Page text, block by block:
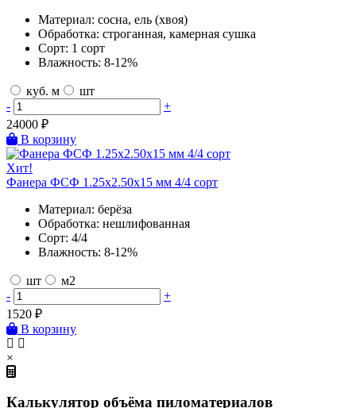
Материал: сосна, ель (хвоя)
Обработка: строганная, камерная сушка
Сорт: 1 сорт
Влажность: 8-12%
куб. м
шт
-
+
24000 ₽
В корзину
Хит!
Фанера ФСФ 1.25х2.50х15 мм 4/4 сорт
Материал: берёза
Обработка: нешлифованная
Сорт: 4/4
Влажность: 8-12%
шт
м2
-
+
1520 ₽
В корзину
×
Калькулятор объёма пиломатериалов